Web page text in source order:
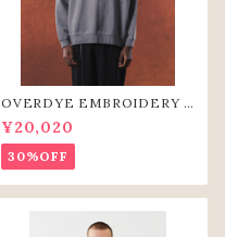
OVERDYE EMBROIDERY S
WEAT-SHIRTS(GRY)
¥20,020
30%OFF